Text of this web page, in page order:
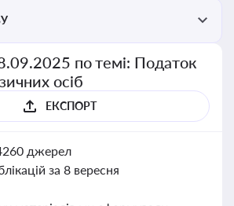
по темі: Податок
осіб
ЕКСПОРТ
джерел
за 8 вересня